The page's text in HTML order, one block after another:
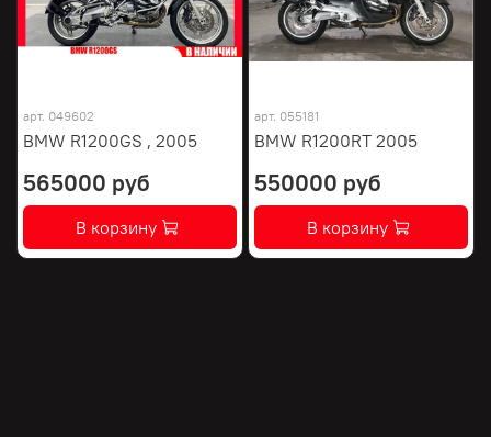
арт. 049602
BMW R1200GS , 2005
565000 руб
В корзину
арт. 055181
BMW R1200RT 2005
550000 руб
В корзину